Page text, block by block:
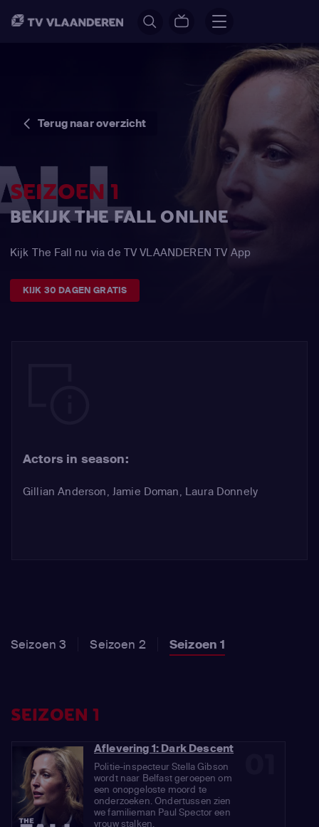
Terug naar overzicht
SEIZOEN 1
BEKIJK THE FALL ONLINE
Kijk The Fall nu via de TV VLAANDEREN TV App
KIJK 30 DAGEN GRATIS
Actors in season:
Gillian Anderson, Jamie Doman, Laura Donnely
Seizoen 3 Seizoen 2 Seizoen 1
SEIZOEN 1
Aflevering 1: Dark Descent
Politie-inspecteur Stella Gibson
wordt naar Belfast geroepen om
een onopgeloste moord te
onderzoeken. Ondertussen zien
we familieman Paul Spector een
vrouw stalken.